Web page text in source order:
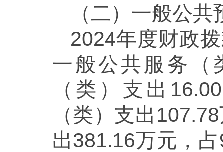
（二）一般公
2024年度财政
一般公共服务（
（类）支出
（类）支出
出381.16万元，